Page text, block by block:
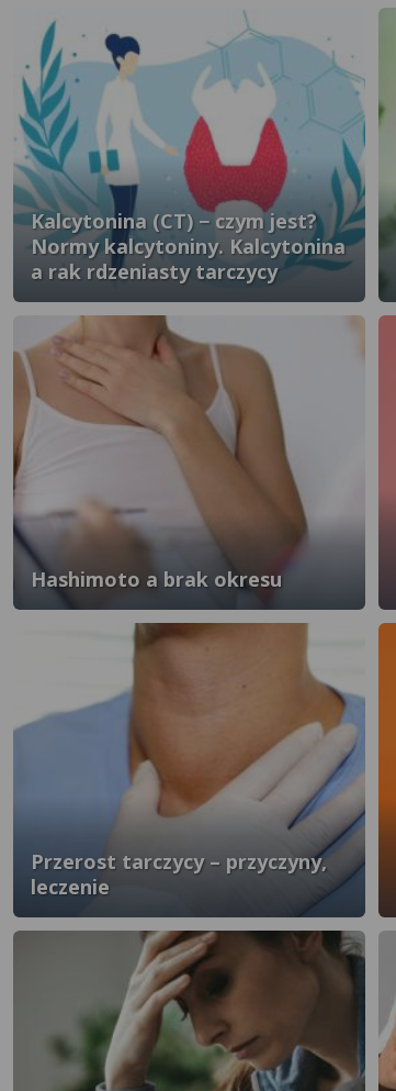
Kalcytonina (CT) − czym jest?
Normy kalcytoniny. Kalcytonina
a rak rdzeniasty tarczycy
Hashimoto a brak okresu
Przerost tarczycy – przyczyny,
leczenie